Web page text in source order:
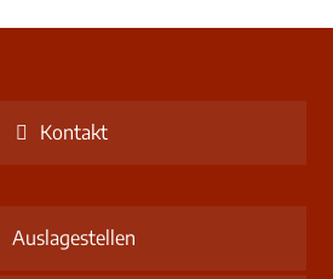
Kontakt
Auslagestellen